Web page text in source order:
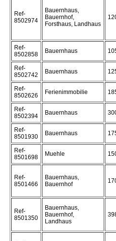
Ref-
8502974
Bauernhaus,
Bauernhof,
Forsthaus, Landhaus
Ref-
8502858
Bauernhaus
Ref-
8502742
Bauernhaus
Ref-
8502626
Ferienimmobilie
Ref-
8502394
Bauernhaus
Ref-
8501930
Bauernhaus
Ref-
8501698
Muehle
Ref-
8501466
Bauernhaus,
Bauernhof
Ref-
8501350
Bauernhaus,
Bauernhof,
Landhaus